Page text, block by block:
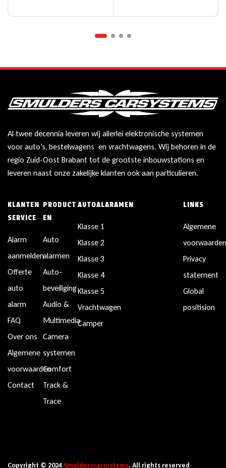
Al twee decennia leveren wij allerlei elektronische systemen
voor auto’s, bestelwagens en vrachtwagens. Wij behoren in de
regio Zuid-Oost Brabant tot de grootste inbouwstations en
leveren naast onze zakelijke klanten ook aan particulieren.
KLANTEN
SERVICE
Alarm
aanmelden
Offerte
auto
alarm
FAQ
Over ons
Algemene
voorwaarden
Contact
PRODUCT
EN
Auto
alarmen
Auto-
beveiliging
Audio &
Multimedia
Camera
systemen
Comfort
Track &
Trace
AUTOALARAMEN
Klasse 1
Klasse 2
Klasse 3
Klasse 4
Klasse 5
Vrachtwagen
Camper
LINKS
Algemene
Privacy
statement
Global
positision
Copyright © 2024Smulderscarsystems. All rights reserved